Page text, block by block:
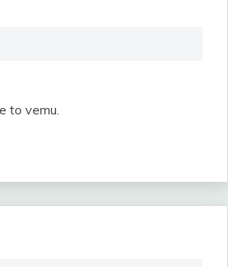
to vemu.